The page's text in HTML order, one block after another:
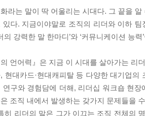
라는 말이 딱 어울리는 시대다. 그 끝을
있다. 지금이야말로 조직의 리더와 이하
의 강력한 말 한마디’와 ‘커뮤니케이션 능력
의 언어력』은 지금 이 시대를 살아가는
현대카드·현대캐피탈 등 다양한 대기업
연구와 경험담에 더해, 리더십 워크숍 현
조직 내에서 발생하는 갖가지 문제들을
히 리더의 말은 그가 이끄는 조직 전체의